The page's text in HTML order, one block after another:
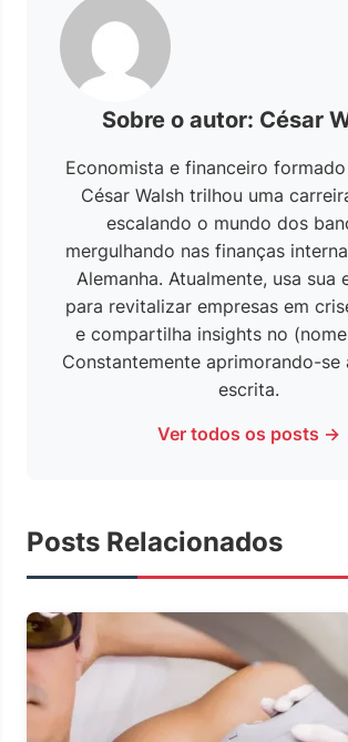
Sobre o autor: César
Economista e financeiro formado
César Walsh trilhou uma
escalando o mundo dos
mergulhando nas finanças
Alemanha. Atualmente, usa sua
para revitalizar empresas em
e compartilha insights no
Constantemente aprimorando-se
escrita.
Ver todos os posts →
Posts Relacionados